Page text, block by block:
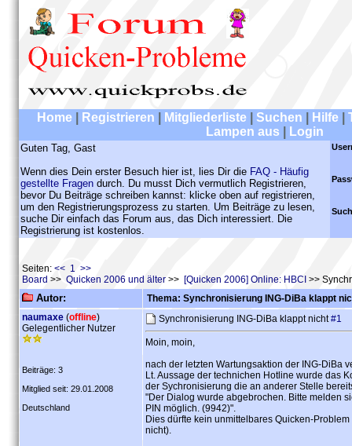
Home Registrieren Mitgliederliste Suchen Hilfe
Lampen aus
Login
Guten Tag, Gast
Wenn dies Dein erster Besuch hier ist, lies Dir die FAQ - Häufig
gestellte Fragen durch. Du musst Dich vermutlich Registrieren,
bevor Du Beiträge schreiben kannst: klicke oben auf registrieren,
um den Registrierungsprozess zu starten. Um Beiträge zu lesen,
suche Dir einfach das Forum aus, das Dich interessiert. Die
Registrierung ist kostenlos.
Seiten: << 1 >>
Board >> Quicken 2006 und älter >> [Quicken 2006] Online: HBCI >>
Autor:
Thema: Synchronisierung ING-DiBa klappt
naumaxe (offline)
Gelegentlicher Nutzer
Beiträge: 3
Mitglied seit: 29.01.2008
Deutschland
Synchronisierung ING-DiBa klappt nicht#1
Moin, moin,
nach der letzten Wartungsaktion der ING-DiBa
Lt. Aussage der technichen Hotline wurde das
der Sychronisierung die an anderer Stelle
"Der Dialog wurde abgebrochen. Bitte melden
PIN möglich. (9942)".
Dies dürfte kein unmittelbares Quicken-
nicht).